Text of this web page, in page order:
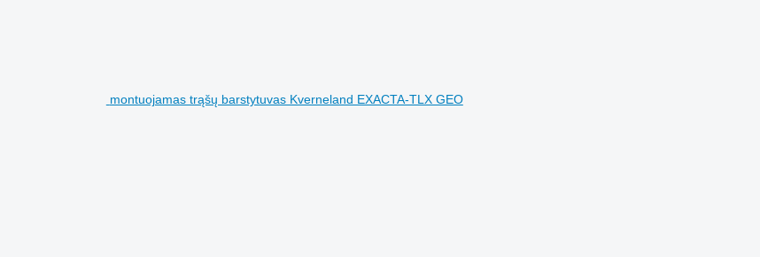
montuojamas trąšų barstytuvas Kverneland EXACTA-TLX GEO